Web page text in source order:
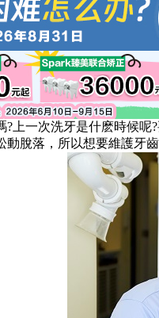
一次洗牙是什麽時候呢?
脫落，所以想要維護牙